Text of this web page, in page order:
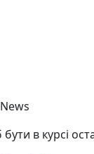
в курсі